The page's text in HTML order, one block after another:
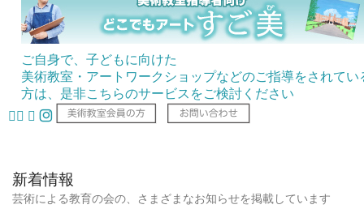
ご自身で、子どもに向けた
美術教室・アートワークショップなどのご指導をされてい
方は、是非こちらのサービスをご検討ください
新着情報
芸術による教育の会の、さまざまなお知らせを掲載しています